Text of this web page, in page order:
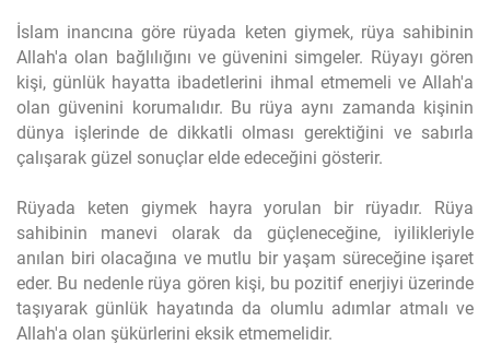
İslam inancına göre rüyada keten giymek, rüya sahibinin
Allah'a olan bağlılığını ve güvenini simgeler. Rüyayı gören
kişi, günlük hayatta ibadetlerini ihmal etmemeli ve Allah'a
olan güvenini korumalıdır. Bu rüya aynı zamanda kişinin
dünya işlerinde de dikkatli olması gerektiğini ve sabırla
çalışarak güzel sonuçlar elde edeceğini gösterir.
Rüyada keten giymek hayra yorulan bir rüyadır. Rüya
sahibinin manevi olarak da güçleneceğine, iyilikleriyle
anılan biri olacağına ve mutlu bir yaşam süreceğine işaret
eder. Bu nedenle rüya gören kişi, bu pozitif enerjiyi üzerinde
taşıyarak günlük hayatında da olumlu adımlar atmalı ve
Allah'a olan şükürlerini eksik etmemelidir.